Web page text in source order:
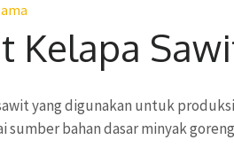
Kelapa
yang digunakan untuk
sumber bahan dasar minyak